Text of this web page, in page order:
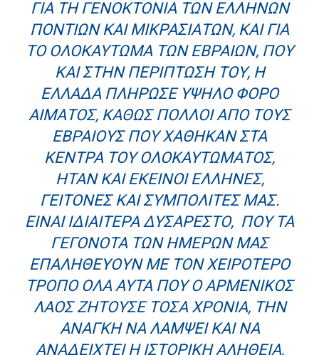
ΓΙΑ ΤΗ ΓΕΝΟΚΤΟΝΊΑ ΤΩΝ ΕΛΛΉΝΩΝ
ΠΟΝΤΊΩΝ ΚΑΙ ΜΙΚΡΑΣΙΑΤΏΝ, ΚΑΙ ΓΙΑ
ΤΟ ΟΛΟΚΑΎΤΩΜΑ ΤΩΝ ΕΒΡΑΊΩΝ, ΠΟΥ
ΚΑΙ ΣΤΗΝ ΠΕΡΊΠΤΩΣΉ ΤΟΥ, Η
ΕΛΛΆΔΑ ΠΛΉΡΩΣΕ ΥΨΗΛΌ ΦΌΡΟ
ΑΊΜΑΤΟΣ, ΚΑΘΏΣ ΠΟΛΛΟΊ ΑΠΌ ΤΟΥΣ
ΕΒΡΑΊΟΥΣ ΠΟΥ ΧΆΘΗΚΑΝ ΣΤΑ
ΚΈΝΤΡΑ ΤΟΥ ΟΛΟΚΑΥΤΏΜΑΤΟΣ,
ΉΤΑΝ ΚΑΙ ΕΚΕΊΝΟΙ ΈΛΛΗΝΕΣ,
ΓΕΊΤΟΝΕΣ ΚΑΙ ΣΥΜΠΟΛΊΤΕΣ ΜΑΣ.
ΕΊΝΑΙ ΙΔΙΑΊΤΕΡΑ ΔΥΣΆΡΕΣΤΟ, ΠΟΥ ΤΑ
ΓΕΓΟΝΌΤΑ ΤΩΝ ΗΜΕΡΏΝ ΜΑΣ
ΕΠΑΛΗΘΕΎΟΥΝ ΜΕ ΤΟΝ ΧΕΙΡΌΤΕΡΟ
ΤΡΌΠΟ ΌΛΑ ΑΥΤΆ ΠΟΥ Ο ΑΡΜΕΝΙΚΌΣ
ΛΑΌΣ ΖΗΤΟΎΣΕ ΤΌΣΑ ΧΡΌΝΙΑ, ΤΗΝ
ΑΝΆΓΚΗ ΝΑ ΛΆΜΨΕΙ ΚΑΙ ΝΑ
ΑΝΑΔΕΙΧΤΕΊ Η ΙΣΤΟΡΙΚΉ ΑΛΉΘΕΙΑ,